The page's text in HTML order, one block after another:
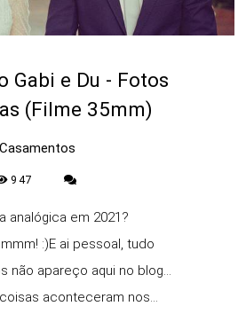
Gabi e Du - Fotos
(Filme 35mm)
Casamentos
947
analógica em 2021?
:)E ai pessoal, tudo
não apareço aqui no blog...
aconteceram nos...